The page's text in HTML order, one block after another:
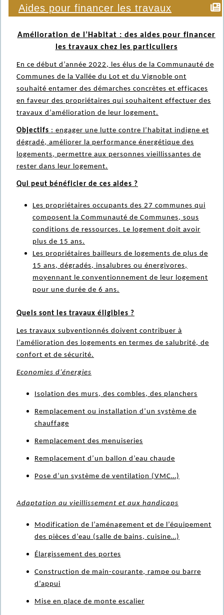
Aides pour financer les travaux
Amélioration de l’Habitat : des aides pour financer
les travaux chez les particuliers
En ce début d’année 2022, les élus de la Communauté de
Communes de la Vallée du Lot et du Vignoble ont
souhaité entamer des démarches concrètes et efficaces
en faveur des propriétaires qui souhaitent effectuer des
travaux d’amélioration de leur logement.
Objectifs : engager une lutte contre l’habitat indigne et
dégradé, améliorer la performance énergétique des
logements, permettre aux personnes vieillissantes de
rester dans leur logement.
Qui peut bénéficier de ces aides ?
Les propriétaires occupants des 27 communes qui
composent la Communauté de Communes, sous
conditions de ressources. Le logement doit avoir
plus de 15 ans.
Les propriétaires bailleurs de logements de plus de
15 ans, dégradés, insalubres ou énergivores,
moyennant le conventionnement de leur logement
pour une durée de 6 ans.
Quels sont les travaux éligibles ?
Les travaux subventionnés doivent contribuer à
l’amélioration des logements en termes de salubrité, de
confort et de sécurité.
Economies d’énergies
Isolation des murs, des combles, des planchers
Remplacement ou installation d’un système de
chauffage
Remplacement des menuiseries
Remplacement d’un ballon d’eau chaude
Pose d’un système de ventilation (VMC…)
Adaptation au vieillissement et aux handicaps
Modification de l’aménagement et de l’équipement
des pièces d’eau (salle de bains, cuisine…)
Élargissement des portes
Construction de main-courante, rampe ou barre
d’appui
Mise en place de monte escalier